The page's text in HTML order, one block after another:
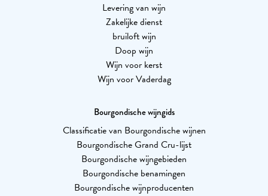
Levering van wijn
Zakelijke dienst
bruiloft wijn
Doop wijn
Wijn voor kerst
Wijn voor Vaderdag
Bourgondische wijngids
Classificatie van Bourgondische wijnen
Bourgondische Grand Cru-lijst
Bourgondische wijngebieden
Bourgondische benamingen
Bourgondische wijnproducenten